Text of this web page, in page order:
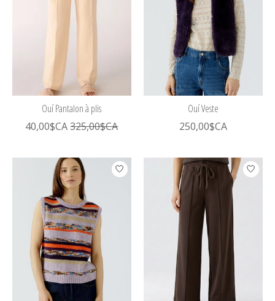
Ouí Pantalon à plis
40,00$CA 325,00$CA
Ouí Veste
250,00$CA